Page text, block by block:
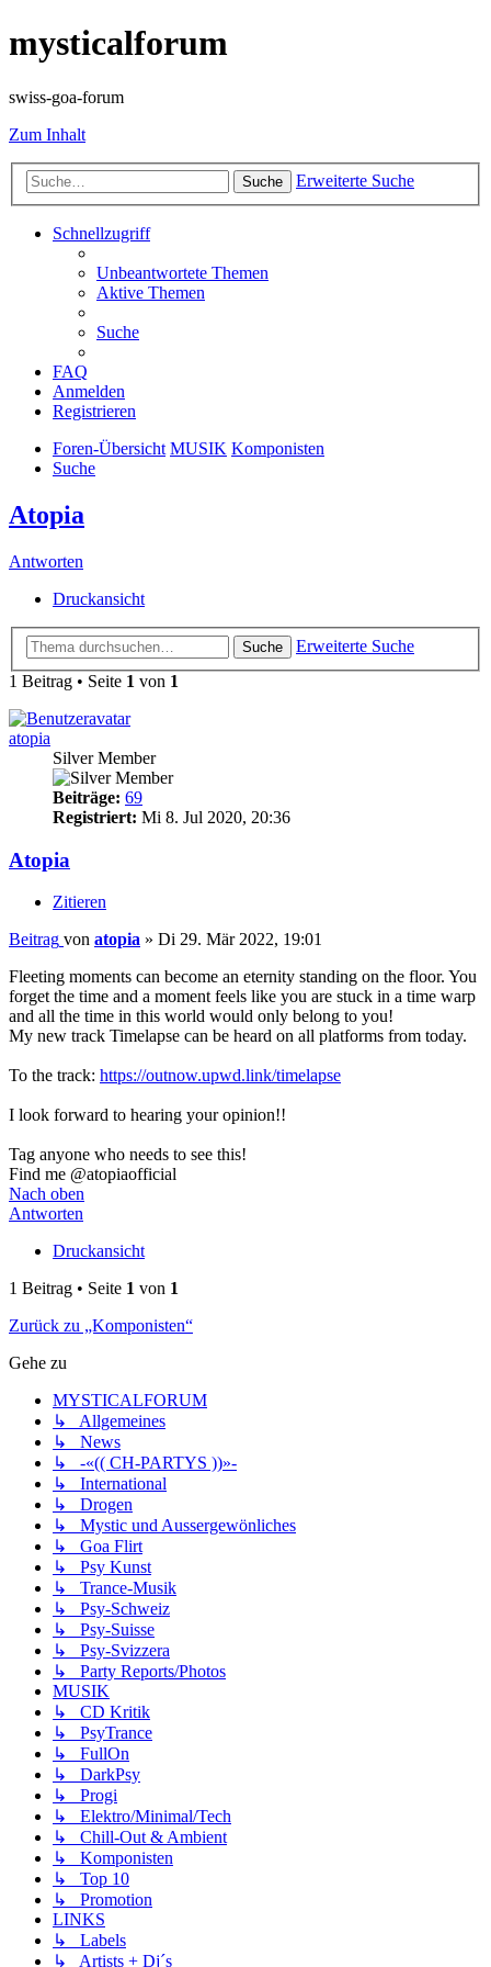
mysticalforum
swiss-goa-forum
Zum Inhalt
Suche Erweiterte Suche
Schnellzugriff
Unbeantwortete Themen
Aktive Themen
Suche
FAQ
Anmelden
Registrieren
Foren-Übersicht MUSIK Komponisten
Suche
Atopia
Antworten
Druckansicht
Suche
Erweiterte Suche
1 Beitrag • Seite 1 von 1
atopia
Silver Member
Beiträge: 69
Registriert: Mi 8. Jul 2020, 20:36
Atopia
Zitieren
Beitrag von atopia » Di 29. Mär 2022, 19:01
Fleeting moments can become an eternity standing on the floor. You
forget the time and a moment feels like you are stuck in a time warp
and all the time in this world would only belong to you!
My new track Timelapse can be heard on all platforms from today.
To the track: https://outnow.upwd.link/timelapse
I look forward to hearing your opinion!!
Tag anyone who needs to see this!
Find me @atopiaofficial
Nach oben
Antworten
Druckansicht
1 Beitrag • Seite 1 von 1
Zurück zu „Komponisten“
Gehe zu
MYSTICALFORUM
↳ Allgemeines
↳ News
↳ -«(( CH-PARTYS ))»-
↳ International
↳ Drogen
↳ Mystic und Aussergewönliches
↳ Goa Flirt
↳ Psy Kunst
↳ Trance-Musik
↳ Psy-Schweiz
↳ Psy-Suisse
↳ Psy-Svizzera
↳ Party Reports/Photos
MUSIK
↳ CD Kritik
↳ PsyTrance
↳ FullOn
↳ DarkPsy
↳ Progi
↳ Elektro/Minimal/Tech
↳ Chill-Out & Ambient
↳ Komponisten
↳ Top 10
↳ Promotion
LINKS
↳ Labels
↳ Artists + Dj´s